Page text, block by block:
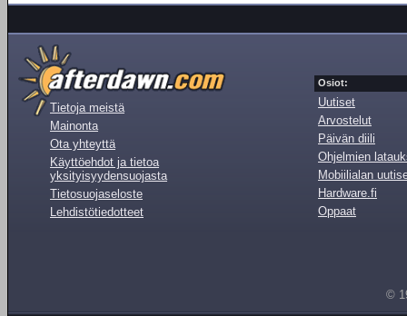
Tietoja meistä
Mainonta
Ota yhteyttä
Käyttöehdot ja tietoa
yksityisyydensuojasta
Tietosuojaseloste
Lehdistötiedotteet
Osiot:
Uutiset
Arvostelut
Päivän diili
Ohjelmien
Mobiilialan
Hardware.fi
Oppaat
©